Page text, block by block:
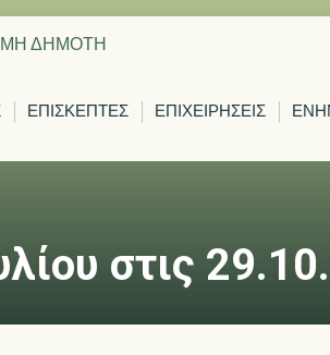
ΔΗΜΟΤΗ
ΕΠΙΣΚΕΠΤΕΣ ΕΠΙΧΕΙΡΗΣΕΙΣ
στις